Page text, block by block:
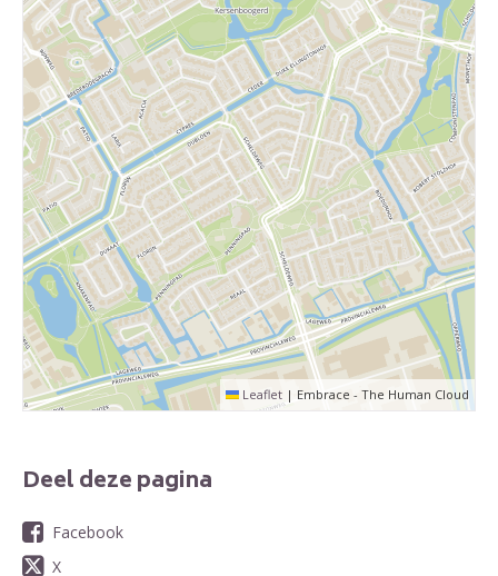
Leaflet | Embrace - The Human Cloud
Deel deze pagina
Facebook
X